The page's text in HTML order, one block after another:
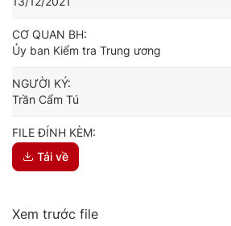
CƠ QUAN BH:
Ủy ban Kiểm tra Trung ương
NGƯỜI KÝ:
Trần Cẩm Tú
FILE ĐÍNH KÈM:
Tải về
Xem trước file